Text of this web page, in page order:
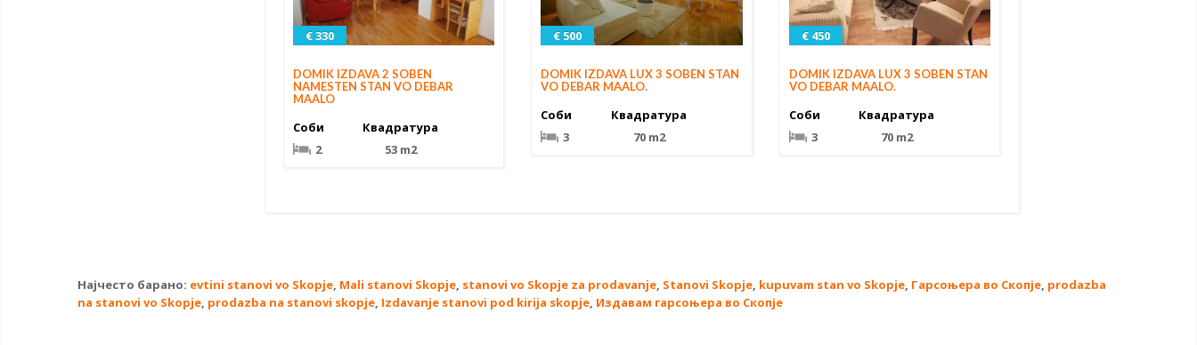
€ 330
DOMIK IZDAVA 2 SOBEN
NAMESTEN STAN VO DEBAR
MAALO
Соби
2
Квадратура
53 m2
€ 500
DOMIK IZDAVA LUX 3 SOBEN STAN
VO DEBAR MAALO.
Соби
3
Квадратура
70 m2
€ 450
DOMIK IZDAVA LUX 3 SOBEN STAN
VO DEBAR MAALO.
Соби
3
Квадратура
70 m2
Најчесто барано: evtini stanovi vo Skopje, Mali stanovi Skopje, stanovi vo Skopje za prodavanje, Stanovi Skopje, kupuvam stan vo Skopje, Гарсоњера во Скопје, prodazba
na stanovi vo Skopje, prodazba na stanovi skopje, Izdavanje stanovi pod kirija skopje, Издавам гарсоњера во Скопје